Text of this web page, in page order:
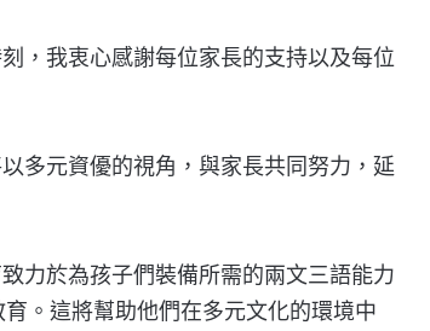
，我衷心感謝每位家長的支持以及每位
多元資優的視角，與家長共同努力，延
力於為孩子們裝備所需的兩文三語能力
。這將幫助他們在多元文化的環境中